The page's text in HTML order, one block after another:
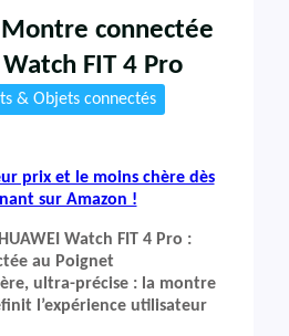
connectée
FIT 4 Pro
& Objets connectés
prix et le moins chère dès
sur Amazon !
Watch FIT 4 Pro :
au Poignet
ultra-précise : la montre
l’expérience utilisateur